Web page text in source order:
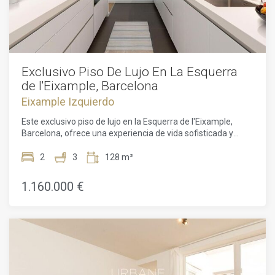
Exclusivo Piso De Lujo En La Esquerra
de l'Eixample, Barcelona
Eixample Izquierdo
Este exclusivo piso de lujo en la Esquerra de l'Eixample,
Barcelona, ofrece una experiencia de vida sofisticada y
céntricas de la ciudad. Situado en un edificio de reciente
diseñado con los más altos estándares de calidad y
sostenibilidad, proporcionando un equilibrio perfecto entre
de 127m2 que se distribuye de forma armoniosa en dos
amplias habitaciones, tres baños, un salón-comedor de
concepto abierto y una cocina totalmente
equipada.Habitaciones: Las dos habitaciones destacan por
2 3 128 m²
1.160.000 €